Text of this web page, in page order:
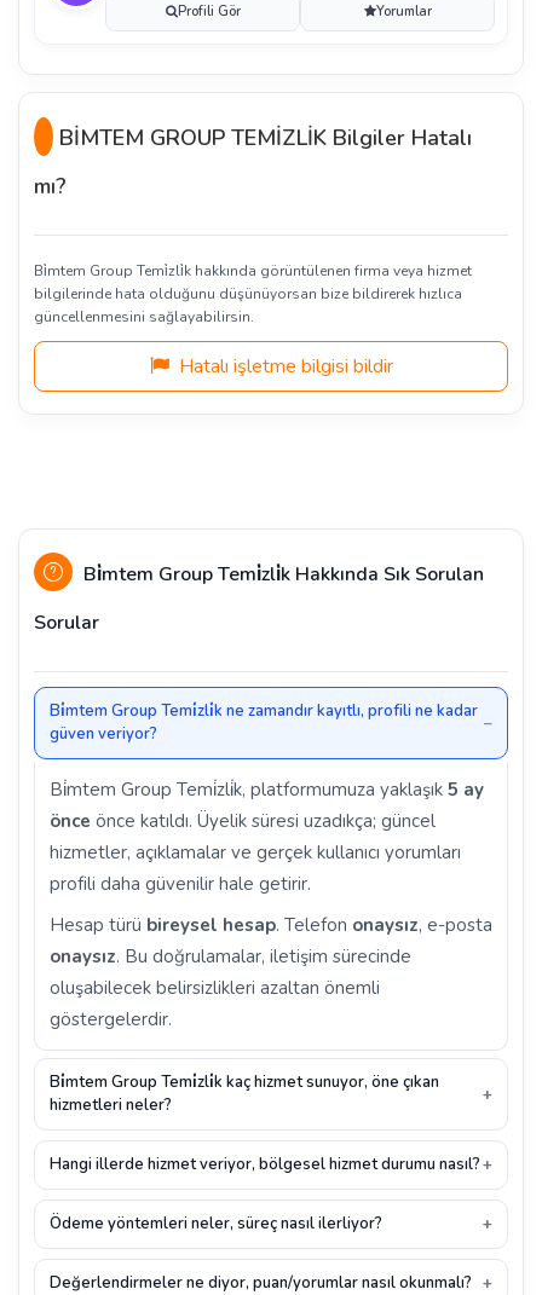
Profili Gör Yorumlar
BİMTEM GROUP TEMİZLİK Bilgiler Hatalı
mı?
Bi̇mtem Group Temi̇zli̇k hakkında görüntülenen firma veya hizmet
bilgilerinde hata olduğunu düşünüyorsan bize bildirerek hızlıca
güncellenmesini sağlayabilirsin.
Hatalı işletme bilgisi bildir
Bi̇mtem Group Temi̇zli̇k Hakkında Sık Sorulan
Sorular
Bi̇mtem Group Temi̇zli̇k ne zamandır kayıtlı, profili ne kadar
güven veriyor?
Bi̇mtem Group Temi̇zli̇k, platformumuza yaklaşık 5 ay
önce önce katıldı. Üyelik süresi uzadıkça; güncel
hizmetler, açıklamalar ve gerçek kullanıcı yorumları
profili daha güvenilir hale getirir.
Hesap türü bireysel hesap. Telefon onaysız, e-posta
onaysız. Bu doğrulamalar, iletişim sürecinde
oluşabilecek belirsizlikleri azaltan önemli
göstergelerdir.
Bi̇mtem Group Temi̇zli̇k kaç hizmet sunuyor, öne çıkan
hizmetleri neler?
Hangi illerde hizmet veriyor, bölgesel hizmet durumu nasıl?
Ödeme yöntemleri neler, süreç nasıl ilerliyor?
Değerlendirmeler ne diyor, puan/yorumlar nasıl okunmalı?